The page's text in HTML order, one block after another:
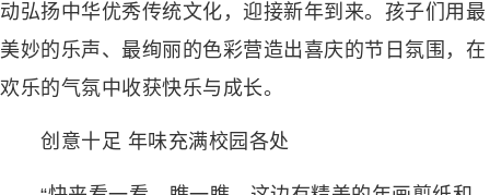
动弘扬中华优秀传统文化，迎接新年到来。孩子们用最
美妙的乐声、最绚丽的色彩营造出喜庆的节日氛围，在
欢乐的气氛中收获快乐与成长。
创意十足 年味充满校园各处